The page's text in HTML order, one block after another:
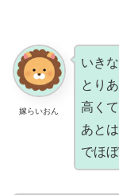
嫁らいおん
いき
とり
高くて
あと
でほ